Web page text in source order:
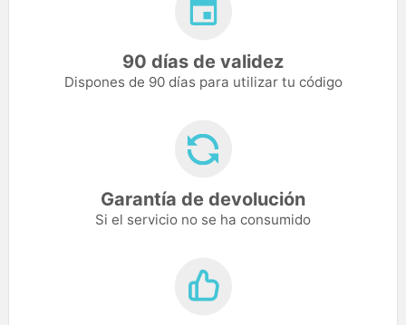
90 días de validez
Dispones de 90 días para utilizar tu código
Garantía de devolución
Si el servicio no se ha consumido